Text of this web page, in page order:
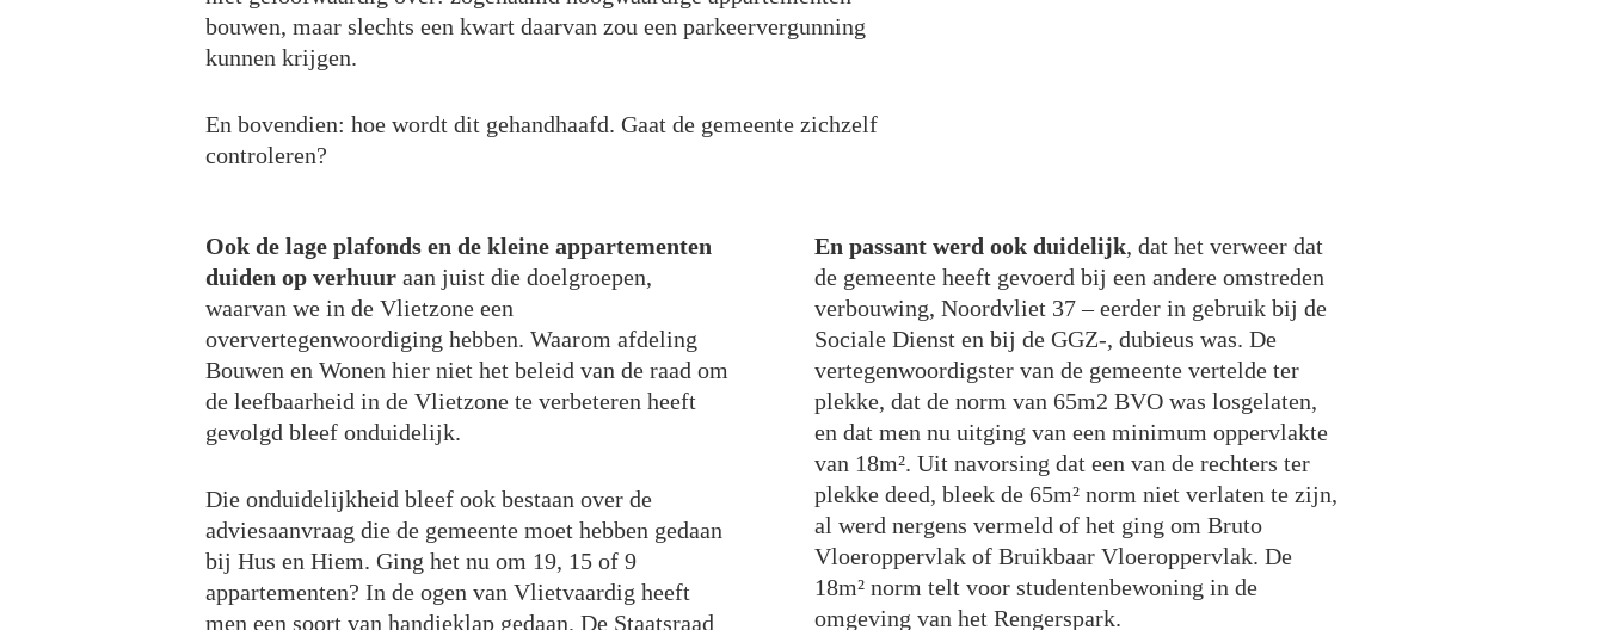
bouwen, maar slechts een kwart daarvan zou een parkeervergunning
kunnen krijgen.
En bovendien: hoe wordt dit gehandhaafd. Gaat de gemeente zichzelf
controleren?
Ook de lage plafonds en de kleine appartementen
duiden op verhuur aan juist die doelgroepen,
waarvan we in de Vlietzone een
oververtegenwoordiging hebben. Waarom afdeling
Bouwen en Wonen hier niet het beleid van de raad om
de leefbaarheid in de Vlietzone te verbeteren heeft
gevolgd bleef onduidelijk.
Die onduidelijkheid bleef ook bestaan over de
adviesaanvraag die de gemeente moet hebben gedaan
bij Hus en Hiem. Ging het nu om 19, 15 of 9
appartementen? In de ogen van Vlietvaardig heeft
men een soort van handjeklap gedaan. De Staatsraad
En passant werd ook duidelijk, dat het verweer dat
de gemeente heeft gevoerd bij een andere omstreden
verbouwing, Noordvliet 37 – eerder in gebruik bij de
Sociale Dienst en bij de GGZ-, dubieus was. De
vertegenwoordigster van de gemeente vertelde ter
plekke, dat de norm van 65m2 BVO was losgelaten,
en dat men nu uitging van een minimum oppervlakte
van 18m². Uit navorsing dat een van de rechters ter
plekke deed, bleek de 65m² norm niet verlaten te zijn,
al werd nergens vermeld of het ging om Bruto
Vloeroppervlak of Bruikbaar Vloeroppervlak. De
18m² norm telt voor studentenbewoning in de
omgeving van het Rengerspark.